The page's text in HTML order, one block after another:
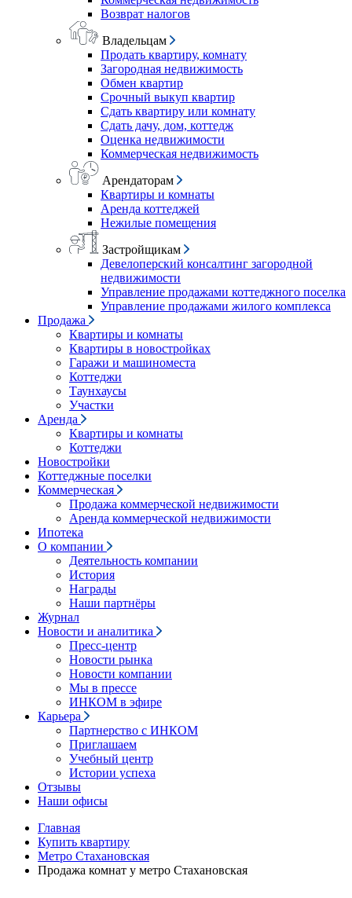
Возврат налогов
Владельцам
Продать квартиру, комнату
Загородная недвижимость
Обмен квартир
Срочный выкуп квартир
Сдать квартиру или комнату
Сдать дачу, дом, коттедж
Оценка недвижимости
Коммерческая недвижимость
Арендаторам
Квартиры и комнаты
Аренда коттеджей
Нежилые помещения
Застройщикам
Девелоперский консалтинг загородной
недвижимости
Управление продажами коттеджного поселка
Управление продажами жилого комплекса
Продажа
Квартиры и комнаты
Квартиры в новостройках
Гаражи и машиноместа
Коттеджи
Таунхаусы
Участки
Аренда
Квартиры и комнаты
Коттеджи
Новостройки
Коттеджные поселки
Коммерческая
Продажа коммерческой недвижимости
Аренда коммерческой недвижимости
Ипотека
О компании
Деятельность компании
История
Награды
Наши партнёры
Журнал
Новости и аналитика
Пресс-центр
Новости рынка
Новости компании
Мы в прессе
ИНКОМ в эфире
Карьера
Партнерство с ИНКОМ
Приглашаем
Учебный центр
Истории успеха
Отзывы
Наши офисы
Главная
Купить квартиру
Метро Стахановская
Продажа комнат у метро Стахановская